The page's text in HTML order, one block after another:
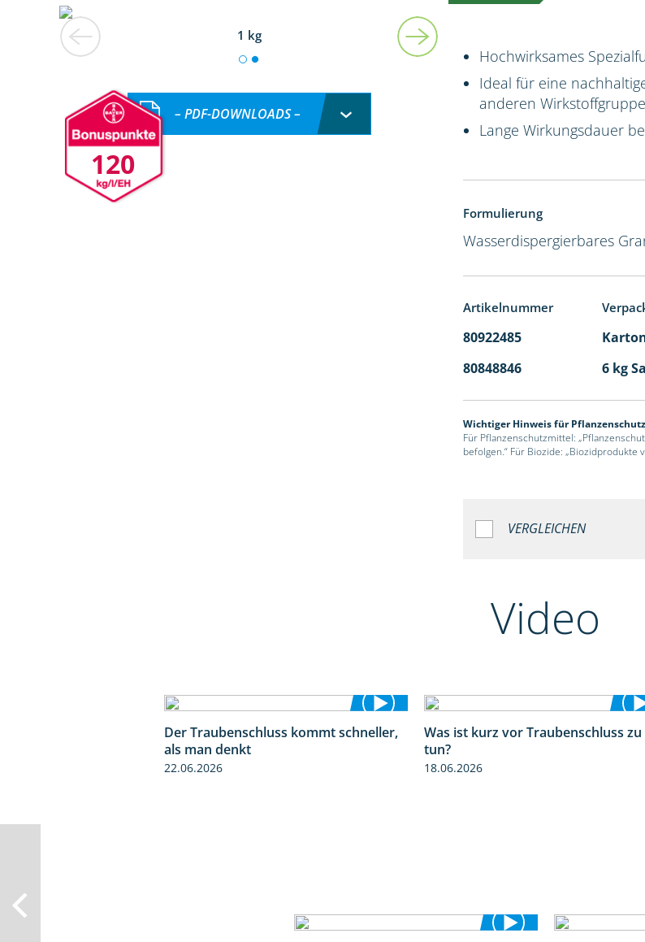
1 kg
120
– PDF-DOWNLOADS –
Hochwirksames
Ideal für eine
anderen
Lange Wirkungsdauer
Formulierung
Wasserdispergierbares
Artikelnummer
80922485
80848846
6 kg
Wichtiger Hinweis für
Für Pflanzenschutzmittel:
befolgen.“ Für Biozide:
VERGLEICHEN
Video
2:39
Der Traubenschluss kommt schneller,
als man denkt
22.06.2026
5:04
Was ist kurz vor Traubenschluss zu
tun?
18.06.2026